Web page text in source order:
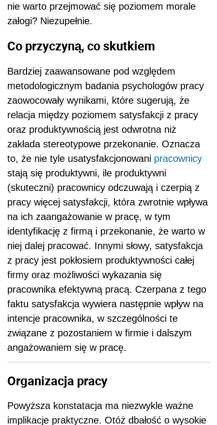
nie warto przejmować się poziomem morale
załogi? Niezupełnie.
Co przyczyną, co skutkiem
Bardziej zaawansowane pod względem
metodologicznym badania psychologów pracy
zaowocowały wynikami, które sugerują, że
relacja między poziomem satysfakcji z pracy
oraz produktywnością jest odwrotna niż
zakłada stereotypowe przekonanie. Oznacza
to, że nie tyle usatysfakcjonowani pracownicy
stają się produktywni, ile produktywni
(skuteczni) pracownicy odczuwają i czerpią z
pracy więcej satysfakcji, która zwrotnie wpływa
na ich zaangażowanie w pracę, w tym
identyfikację z firmą i przekonanie, że warto w
niej dalej pracować. Innymi słowy, satysfakcja
z pracy jest pokłosiem produktywności całej
firmy oraz możliwości wykazania się
pracownika efektywną pracą. Czerpana z tego
faktu satysfakcja wywiera następnie wpływ na
intencje pracownika, w szczególności te
związane z pozostaniem w firmie i dalszym
angażowaniem się w pracę.
Organizacja pracy
Powyższa konstatacja ma niezwykle ważne
implikacje praktyczne. Otóż dbałość o wysokie